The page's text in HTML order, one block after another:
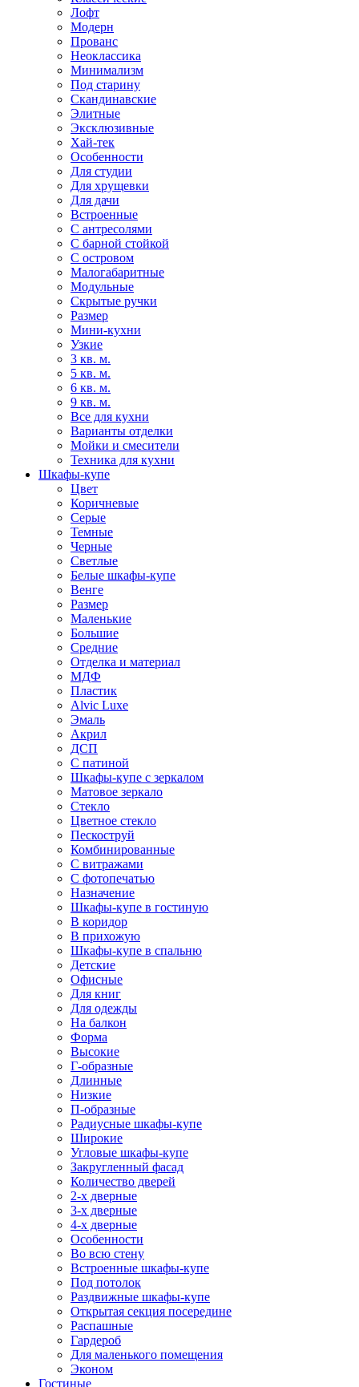
Лофт
Модерн
Прованс
Неоклассика
Минимализм
Под старину
Скандинавские
Элитные
Эксклюзивные
Хай-тек
Особенности
Для студии
Для хрущевки
Для дачи
Встроенные
С антресолями
С барной стойкой
С островом
Малогабаритные
Модульные
Скрытые ручки
Размер
Мини-кухни
Узкие
3 кв. м.
5 кв. м.
6 кв. м.
9 кв. м.
Все для кухни
Варианты отделки
Мойки и смесители
Техника для кухни
Шкафы-купе
Цвет
Коричневые
Серые
Темные
Черные
Светлые
Белые шкафы-купе
Венге
Размер
Маленькие
Большие
Средние
Отделка и материал
МДФ
Пластик
Alvic Luxe
Эмаль
Акрил
ДСП
С патиной
Шкафы-купе с зеркалом
Матовое зеркало
Стекло
Цветное стекло
Пескоструй
Комбинированные
С витражами
С фотопечатью
Назначение
Шкафы-купе в гостиную
В коридор
В прихожую
Шкафы-купе в спальню
Детские
Офисные
Для книг
Для одежды
На балкон
Форма
Высокие
Г-образные
Длинные
Низкие
П-образные
Радиусные шкафы-купе
Широкие
Угловые шкафы-купе
Закругленный фасад
Количество дверей
2-х дверные
3-х дверные
4-х дверные
Особенности
Во всю стену
Встроенные шкафы-купе
Под потолок
Раздвижные шкафы-купе
Открытая секция посередине
Распашные
Гардероб
Для маленького помещения
Эконом
Гостиные